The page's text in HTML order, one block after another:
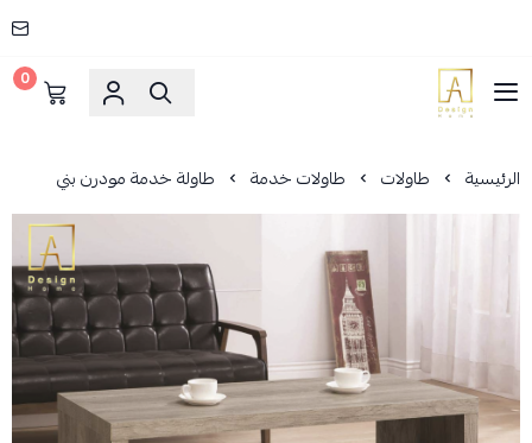
AD HOME
0
الرئيسية طاولات طاولات خدمة طاولة خدمة مودرن بني